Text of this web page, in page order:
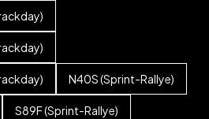
N40S (Sprint-Rallye)
S89F (Sprint-Rallye)